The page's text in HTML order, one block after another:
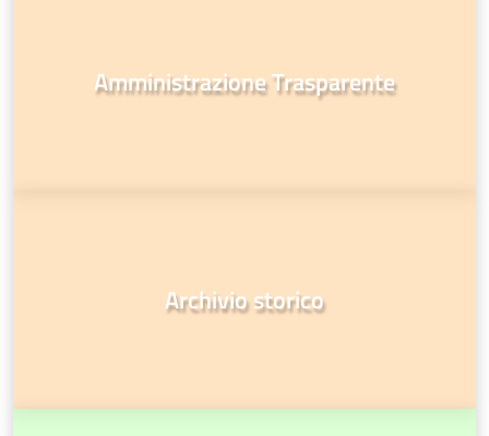
Amministrazione Trasparente
Archivio storico